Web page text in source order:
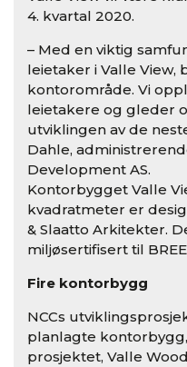
4. kvartal 2020.
– Med en viktig
leietaker i Valle View,
kontorområde. Vi
leietakere og gleder
utviklingen av de
Dahle,
Development AS.
Kontorbygget Valle
kvadratmeter er
& Slaatto Arkitekter.
miljøsertifisert til
Fire kontorbygg
NCCs
planlagte
prosjektet, Valle